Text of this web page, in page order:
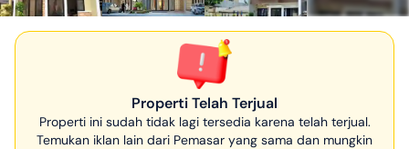
Properti Telah Terjual
Properti ini sudah tidak lagi tersedia karena telah terjual.
Temukan iklan lain dari Pemasar yang sama dan mungkin